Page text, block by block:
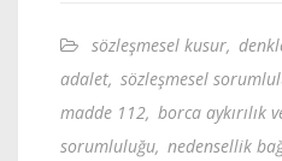
sözleşmesel kusur,
adalet, sözleşmesel
madde 112, borca aykırılık
sorumluluğu, nedensellik